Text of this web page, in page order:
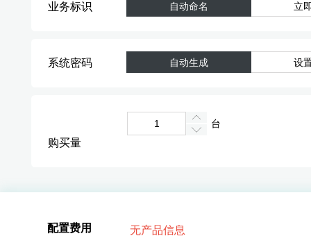
业务标识 自动命名 立
系统密码 自动生成 设
购买量
台
配置费用 无产品信息